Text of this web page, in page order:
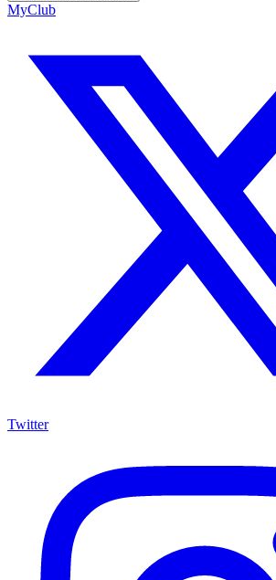
MyClub
Twitter